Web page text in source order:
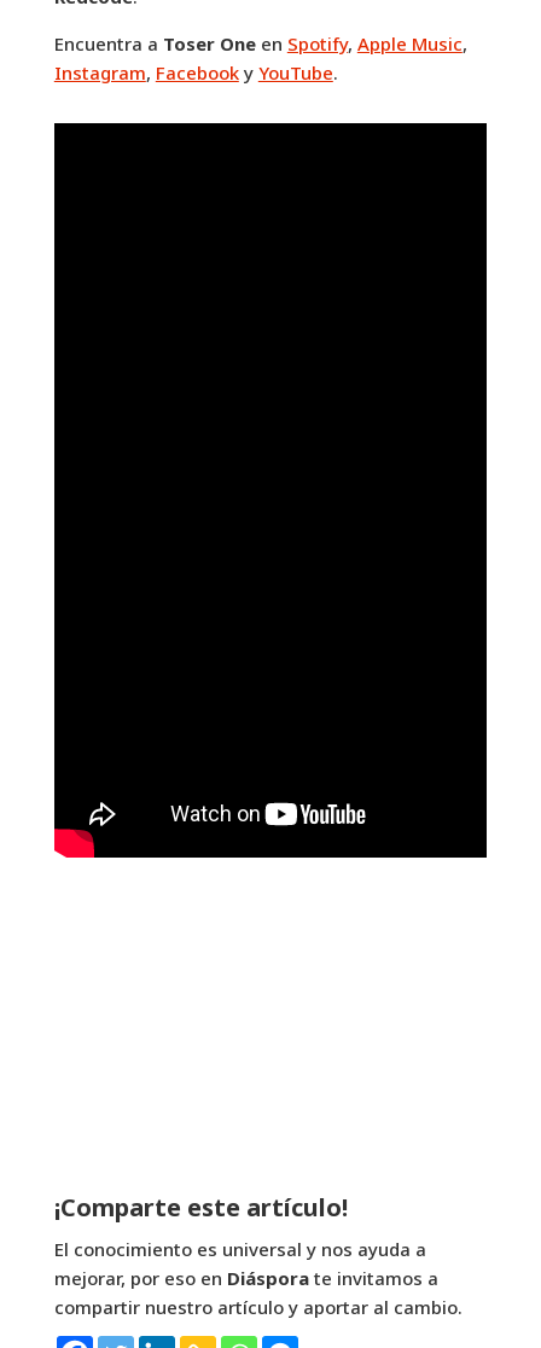
Encuentra a Toser Oneen Spotify, Apple Music,
Instagram, Facebooky YouTube.
¡Comparte este artículo!
El conocimiento es universal y nos ayuda a
mejorar, por eso en Diásporate invitamos a
compartir nuestro artículo y aportar al cambio.